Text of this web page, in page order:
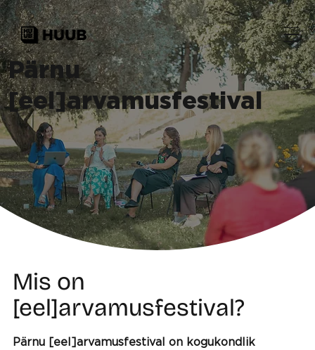
Pärnu
[eel]arvamusfestival
Mis on
[eel]arvamusfestival?
Pärnu [eel]arvamusfestival on kogukondlik